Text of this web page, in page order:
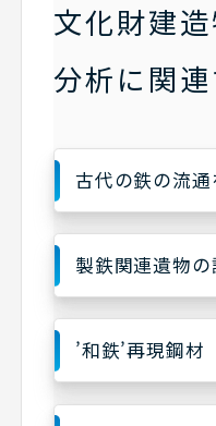
文化財建
分析に関
古代の鉄の流通を、原料砂鉄と製鉄関連遺物か
製鉄関連遺物の調査<
’和鉄’再現鋼材「REI‐和‐TETSUⓇ」